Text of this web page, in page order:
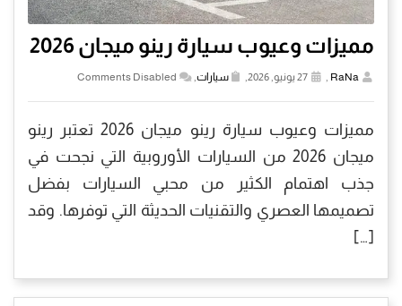
مميزات وعيوب سيارة رينو ميجان 2026
RaNa سيارات Comments Disabled
مميزات وعيوب سيارة رينو ميجان 2026 تعتبر رينو
ميجان 2026 من السيارات الأوروبية التي نجحت في
جذب اهتمام الكثير من محبي السيارات بفضل
تصميمها العصري والتقنيات الحديثة التي توفرها. وقد
[…]